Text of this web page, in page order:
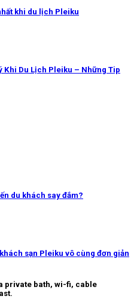
khi du lịch Pleiku
Khi Du Lịch Pleiku – Những Tip
du khách say đắm?
sạn Pleiku vô cùng đơn giản
private bath, wi-fi, cable